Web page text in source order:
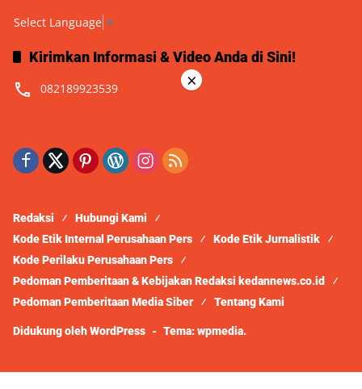
Select Language ▼
Kirimkan Informasi & Video Anda di Sini!
082189923539
Redaksi
Hubungi Kami
Kode Etik Internal Perusahaan Pers
Kode Etik Jurnalistik
Kode Perilaku Perusahaan Pers
Pedoman Pemberitaan & Kebijakan Redaksi kedannews.co.id
Pedoman Pemberitaan Media Siber
Tentang Kami
Didukung oleh WordPress - Tema: wpmedia.
×